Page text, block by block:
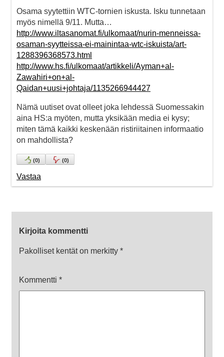
Osama syytettiin WTC-tornien iskusta. Isku tunnetaan
myös nimellä 9/11. Mutta…
http://www.iltasanomat.fi/ulkomaat/nurin-menneissa-
osaman-syytteissa-ei-mainintaa-wtc-iskuista/art-
1288396368573.html
http://www.hs.fi/ulkomaat/artikkeli/Ayman+al-
Zawahiri+on+al-
Qaidan+uusi+johtaja/1135266944427
Nämä uutiset ovat olleet joka lehdessä Suomessakin
aina HS:a myöten, mutta yksikään media ei kysy;
miten tämä kaikki keskenään ristiriitainen informaatio
on mahdollista?
(0) (0)
Vastaa
Kirjoita kommentti
Pakolliset kentät on merkitty *
Kommentti *